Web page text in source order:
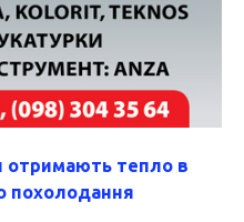
отримають тепло в
похолодання